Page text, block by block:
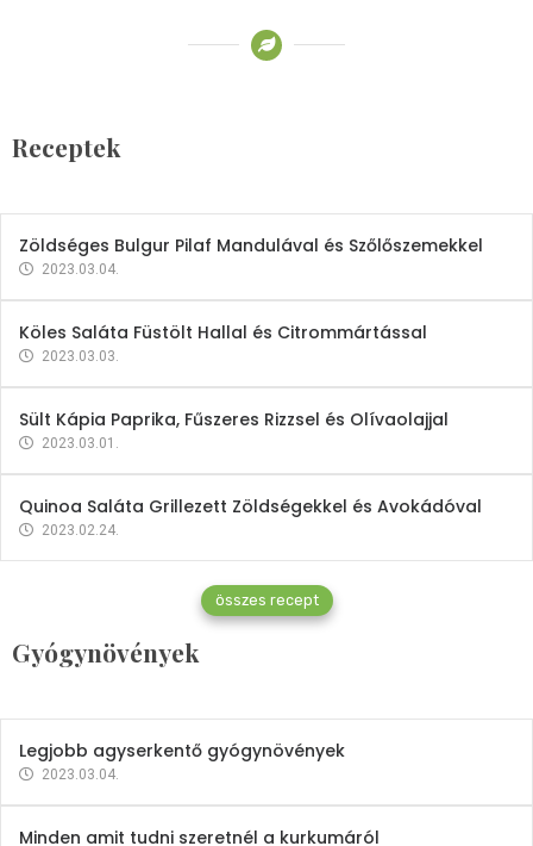
Receptek
2023.03.06.
Zöldséges Bulgur Pilaf Mandulával és Szőlőszemekkel
2023.03.04.
Köles Saláta Füstölt Hallal és Citrommártással
2023.03.03.
Sült Kápia Paprika, Fűszeres Rizzsel és Olívaolajjal
2023.03.01.
Quinoa Saláta Grillezett Zöldségekkel és Avokádóval
2023.02.24.
összes recept
Gyógynövények
Gyógynövények
Mindent a petrezselyemről
2023.12.21.
Legjobb agyserkentő gyógynövények
2023.03.04.
Minden amit tudni szeretnél a kurkumáról